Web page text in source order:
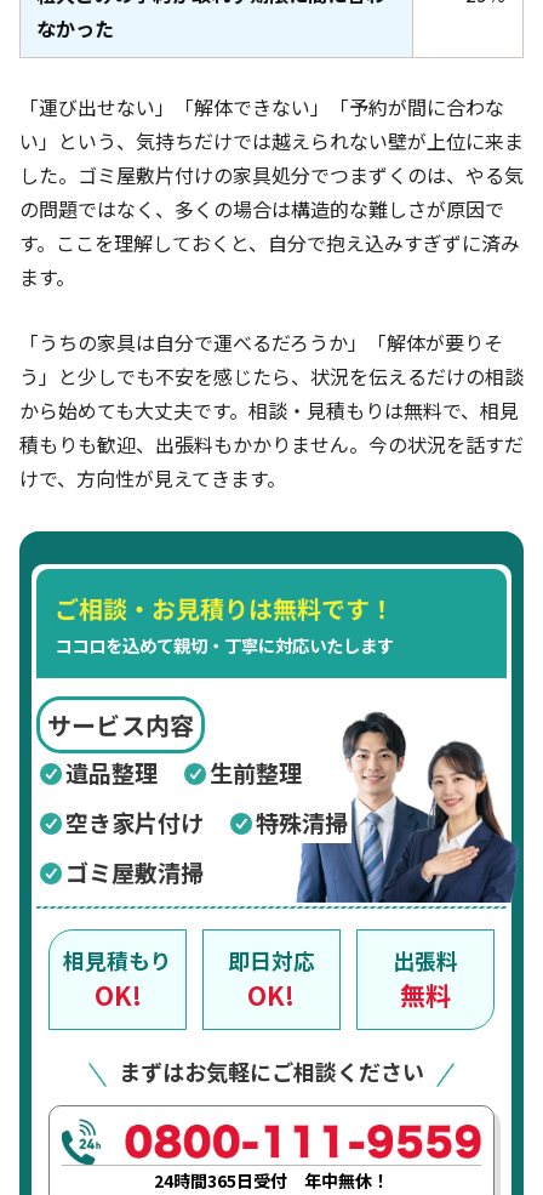
なかった
「運び出せない」「解体できない」「予約が間に合わな
い」という、気持ちだけでは越えられない壁が上位に来ま
した。ゴミ屋敷片付けの家具処分でつまずくのは、やる気
の問題ではなく、多くの場合は構造的な難しさが原因で
す。ここを理解しておくと、自分で抱え込みすぎずに済み
ます。
「うちの家具は自分で運べるだろうか」「解体が要りそ
う」と少しでも不安を感じたら、状況を伝えるだけの相談
から始めても大丈夫です。相談・見積もりは無料で、相見
積もりも歓迎、出張料もかかりません。今の状況を話すだ
けで、方向性が見えてきます。
ご相談・お見積りは無料です！
ココロを込めて親切・丁寧に対応いたします
サービス内容
遺品整理
生前整理
空き家片付け
特殊清掃
ゴミ屋敷清掃
相見積もり
OK!
即日対応
OK!
出張料
無料
まずはお気軽にご相談ください
24時間365日受付 年中無休！